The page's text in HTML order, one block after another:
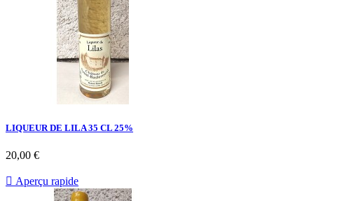
LIQUEUR DE LILA 35 CL 25%
20,00 €
 Aperçu rapide